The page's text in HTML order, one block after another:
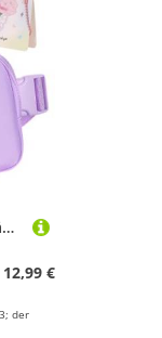
ONETOALL Geschenke für Mädchen 10 11 12 Jahre, Bauchtasche Kinder mit Buchstaben, Verstellbare Sling Bag Damen, Teenager Personalisierte Geschenkidee für Geburtstag Kindertag
12,99 €
der